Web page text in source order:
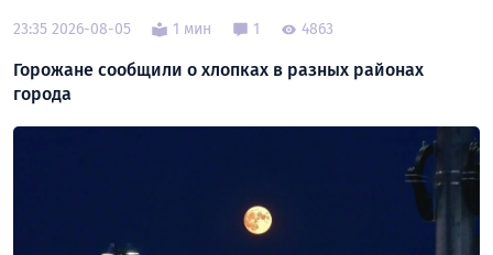
23:35 2026-08-05 1 мин 1 4863
Горожане сообщили о хлопках в разных районах
города